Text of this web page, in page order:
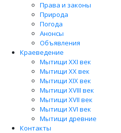
Права и законы
Природа
Погода
Анонсы
Объявления
Краеведение
Мытищи XXI век
Мытищи XX век
Мытищи XIX век
Мытищи XVIII век
Мытищи XVII век
Мытищи XVI век
Мытищи древние
Контакты